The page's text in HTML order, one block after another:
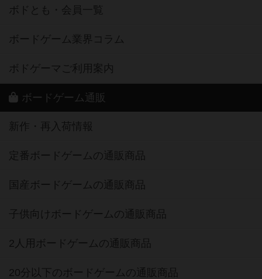
ボドとも・会員一覧
ボードゲーム業界コラム
ボドゲーマご利用案内
ボードゲーム通販
新作・再入荷情報
定番ボードゲームの通販商品
国産ボードゲームの通販商品
子供向けボードゲームの通販商品
2人用ボードゲームの通販商品
20分以下のボードゲームの通販商品